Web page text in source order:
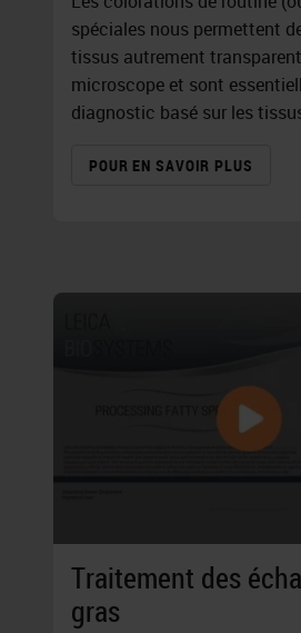
spéciales nous permettent
tissus autrement
microscope et sont
diagnostic basé sur les
POUR EN SAVOIR PLUS
Traitement des
gras